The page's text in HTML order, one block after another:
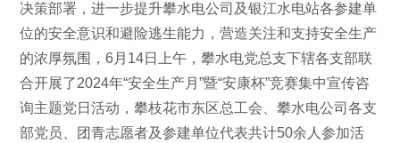
决策部署，进一步提升攀水电公司及银江水电站各参建单
位的安全意识和避险逃生能力，营造关注和支持安全生产
的浓厚氛围，6月14日上午，攀水电党总支下辖各支部联
合开展了2024年“安全生产月”暨“安康杯”竞赛集中宣传咨
询主题党日活动，攀枝花市东区总工会、攀水电公司各支
部党员、团青志愿者及参建单位代表共计50余人参加活